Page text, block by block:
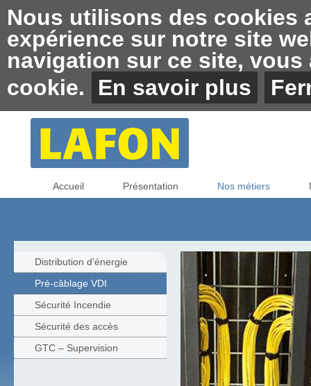
Nous utilisons des cookies
expérience sur notre site
navigation sur ce site,
cookie.
En savoir plus
Accueil Présentation Nos métiers
Distribution d’énergie
Pré-câblage VDI
Sécurité Incendie
Sécurité des accès
GTC – Supervision